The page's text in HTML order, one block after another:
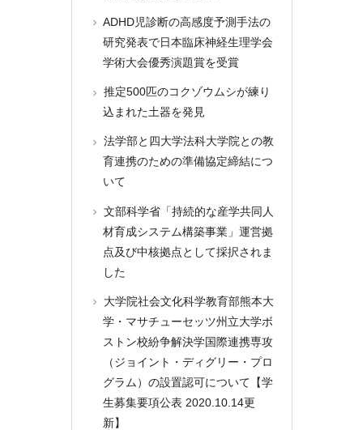
ADHD児診断の高感度予測手法の
研究発表で日本臨床神経生理学会
学術大会優秀演題賞を受賞
推定500匹のコクゾウムシが練り
込まれた土器を発見
法学部と四大学法科大学院との教
育連携のための準備協定締結につ
いて
文部科学省「持続的な産学共同人
材育成システム構築事業」運営拠
点及び中核拠点として採択されま
した
大学院社会文化科学教育部熊本大
学・マサチューセッツ州立大学ボ
ストン校紛争解決学国際連携専攻
（ジョイント・ディグリー・プロ
グラム）の設置認可について【学
生募集要項公表 2020.10.14更
新】